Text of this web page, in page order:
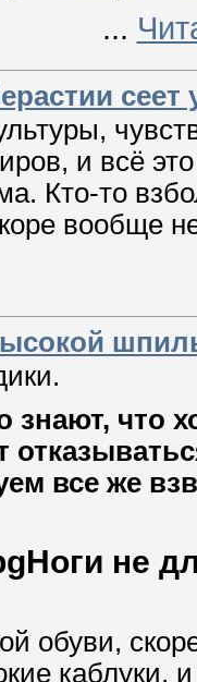
...
сеет
и всё
Кто-то
вообще
что
все же
Ноги не
обуви,
каблуки,